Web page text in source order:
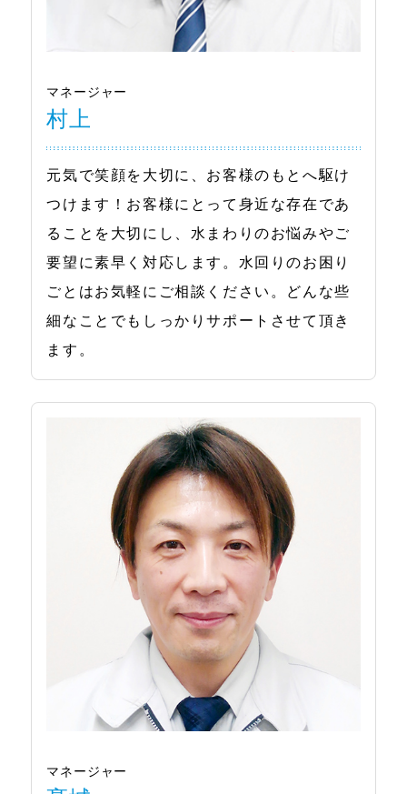
マネージャー
村上
元気で笑顔を大切に、お客様のもとへ駆け
つけます！お客様にとって身近な存在であ
ることを大切にし、水まわりのお悩みやご
要望に素早く対応します。水回りのお困り
ごとはお気軽にご相談ください。どんな些
細なことでもしっかりサポートさせて頂き
ます。
マネージャー